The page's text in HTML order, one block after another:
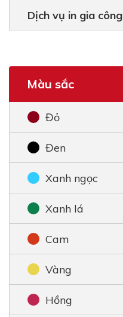
Dịch vụ in gia công
Màu sắc
Đỏ
Đen
Xanh ngọc
Xanh lá
Cam
Vàng
Hồng